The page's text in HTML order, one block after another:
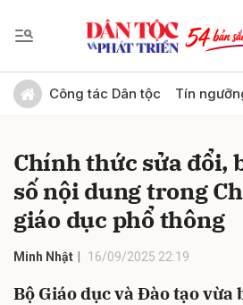
Công tác Dân tộc Tín
Chính thức sửa đổi,
số nội dung trong
giáo dục phổ thông
Minh Nhật 16/09/2025 22:19
Bộ Giáo dục và Đào tạo vừa
Gửi bình luận